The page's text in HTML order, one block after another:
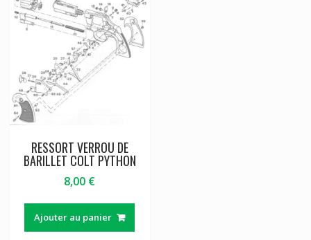
RESSORT VERROU DE
BARILLET COLT PYTHON
8,00 €
Ajouter au panier